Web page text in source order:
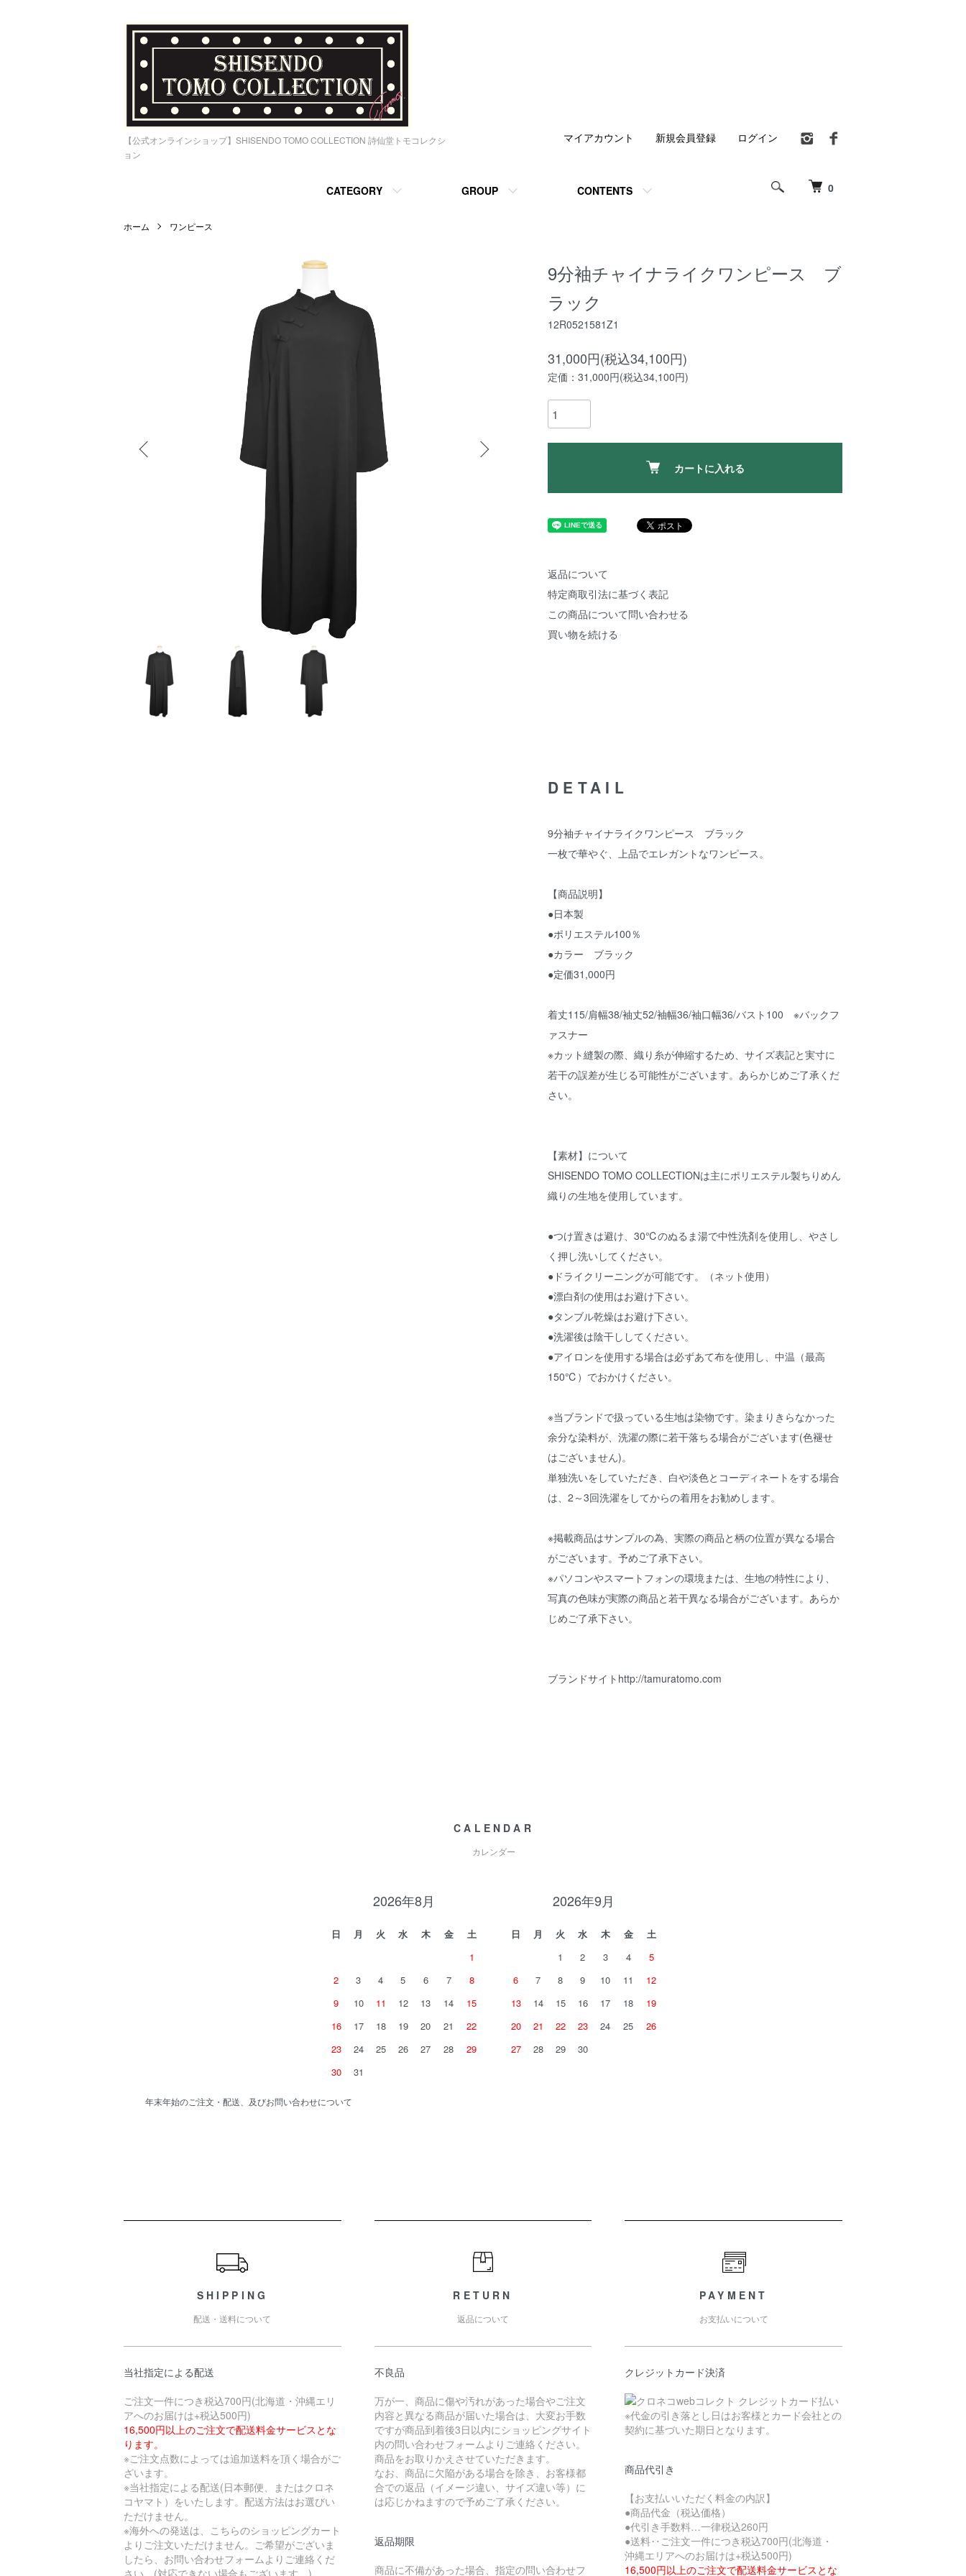
【公式オンラインショップ】SHISENDO TOMO COLLECTION 詩仙堂トモコレクシ
ョン
0
CATEGORY GROUP CONTENTS
マイアカウント 新規会員登録 ログイン
ホーム ワンピース
9分袖チャイナライクワンピース ブ
ラック
12R0521581Z1
31,000円(税込34,100円)
定価：31,000円(税込34,100円)
カートに入れる
返品について
特定商取引法に基づく表記
この商品について問い合わせる
買い物を続ける
DETAIL
9分袖チャイナライクワンピース ブラック
一枚で華やぐ、上品でエレガントなワンピース。
【商品説明】
●日本製
●ポリエステル100％
●カラー ブラック
●定価31,000円
着丈115/肩幅38/袖丈52/袖幅36/袖口幅36/バスト100 ※バックフ
ァスナー
※カット縫製の際、織り糸が伸縮するため、サイズ表記と実寸に
若干の誤差が生じる可能性がございます。あらかじめご了承くだ
さい。
【素材】について
SHISENDO TOMO COLLECTIONは主にポリエステル製ちりめん
織りの生地を使用しています。
●つけ置きは避け、30℃のぬるま湯で中性洗剤を使用し、やさし
く押し洗いしてください。
●ドライクリーニングが可能です。（ネット使用）
●漂白剤の使用はお避け下さい。
●タンブル乾燥はお避け下さい。
●洗濯後は陰干ししてください。
●アイロンを使用する場合は必ずあて布を使用し、中温（最高
150℃）でおかけください。
※当ブランドで扱っている生地は染物です。染まりきらなかった
余分な染料が、洗濯の際に若干落ちる場合がございます(色褪せ
はございません)。
単独洗いをしていただき、白や淡色とコーディネートをする場合
は、2～3回洗濯をしてからの着用をお勧めします。
※掲載商品はサンプルの為、実際の商品と柄の位置が異なる場合
がございます。予めご了承下さい。
※パソコンやスマートフォンの環境または、生地の特性により、
写真の色味が実際の商品と若干異なる場合がございます。あらか
じめご了承下さい。
ブランドサイト http://tamuratomo.com
CALENDAR
カレンダー
2026年8月
日 月 火 水 木 金
土
1
2
3 4 5 6 7
8
9
10 11 12 13 14
15
16
17 18 19 20 21
22
23
24 25 26 27 28
29
30
31
2026年9月
日 月 火 水 木 金
土
1
2 3 4
5
6
7 8 9 10 11
12
13
14 15 16 17 18
19
20
21 22 23 24 25
26
27
28 29 30
年末年始のご注文・配送、及びお問い合わせについて
SHIPPING
配送・送料について
当社指定による配送
ご注文一件につき税込700円(北海道・沖縄エリ
アへのお届けは+税込500円)
16,500円以上のご注文で配送料金サービスとな
ります。
※ご注文点数によっては追加送料を頂く場合がご
ざいます。
※当社指定による配送(日本郵便、またはクロネ
コヤマト）をいたします。配送方法はお選びい
ただけません。
※海外への発送は、こちらのショッピングカート
よりご注文いただけません。ご希望がございま
したら、お問い合わせフォームよりご連絡くだ
さい。(対応できない場合もございます。)
RETURN
返品について
不良品
万が一、商品に傷や汚れがあった場合やご注文
内容と異なる商品が届いた場合は、大変お手数
ですが商品到着後3日以内にショッピングサイト
内の問い合わせフォームよりご連絡ください。
商品をお取りかえさせていただきます。
なお、商品に欠陥がある場合を除き、お客様都
合での返品（イメージ違い、サイズ違い等）に
は応じかねますので予めご了承ください。
返品期限
商品に不備があった場合、指定の問い合わせフ
PAYMENT
お支払いについて
クレジットカード決済
※代金の引き落とし日はお客様とカード会社との
契約に基づいた期日となります。
商品代引き
【お支払いいただく料金の内訳】
●商品代金（税込価格）
●代引き手数料…一律税込260円
●送料‥ご注文一件につき税込700円(北海道・
沖縄エリアへのお届けは+税込500円)
16,500円以上のご注文で配送料金サービスとな